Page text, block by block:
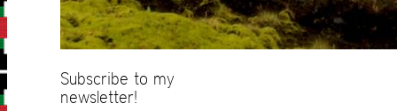
Subscribe to my
newsletter!